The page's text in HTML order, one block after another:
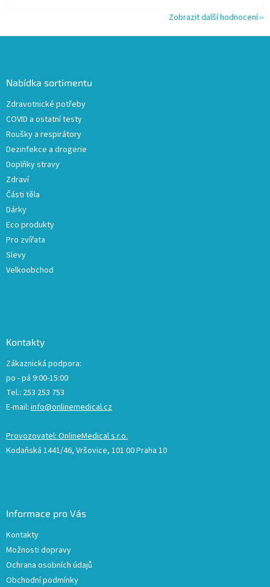
Zobrazit další hodnocení
Nabídka sortimentu
Zdravotnické potřeby
COVID a ostatní testy
Roušky a respirátory
Dezinfekce a drogerie
Doplňky stravy
Zdraví
Části těla
Dárky
Eco produkty
Pro zvířata
Slevy
Velkoobchod
Kontakty
Zákaznická podpora:
po - pá 9:00-15:00
Tel.: 253 253 753
E-mail: info@onlinemedical.cz
Provozovatel: OnlineMedical s.r.o.
Kodaňská 1441/46, Vršovice, 101 00 Praha 10
Informace pro Vás
Kontakty
Možnosti dopravy
Ochrana osobních údajů
Obchodní podmínky